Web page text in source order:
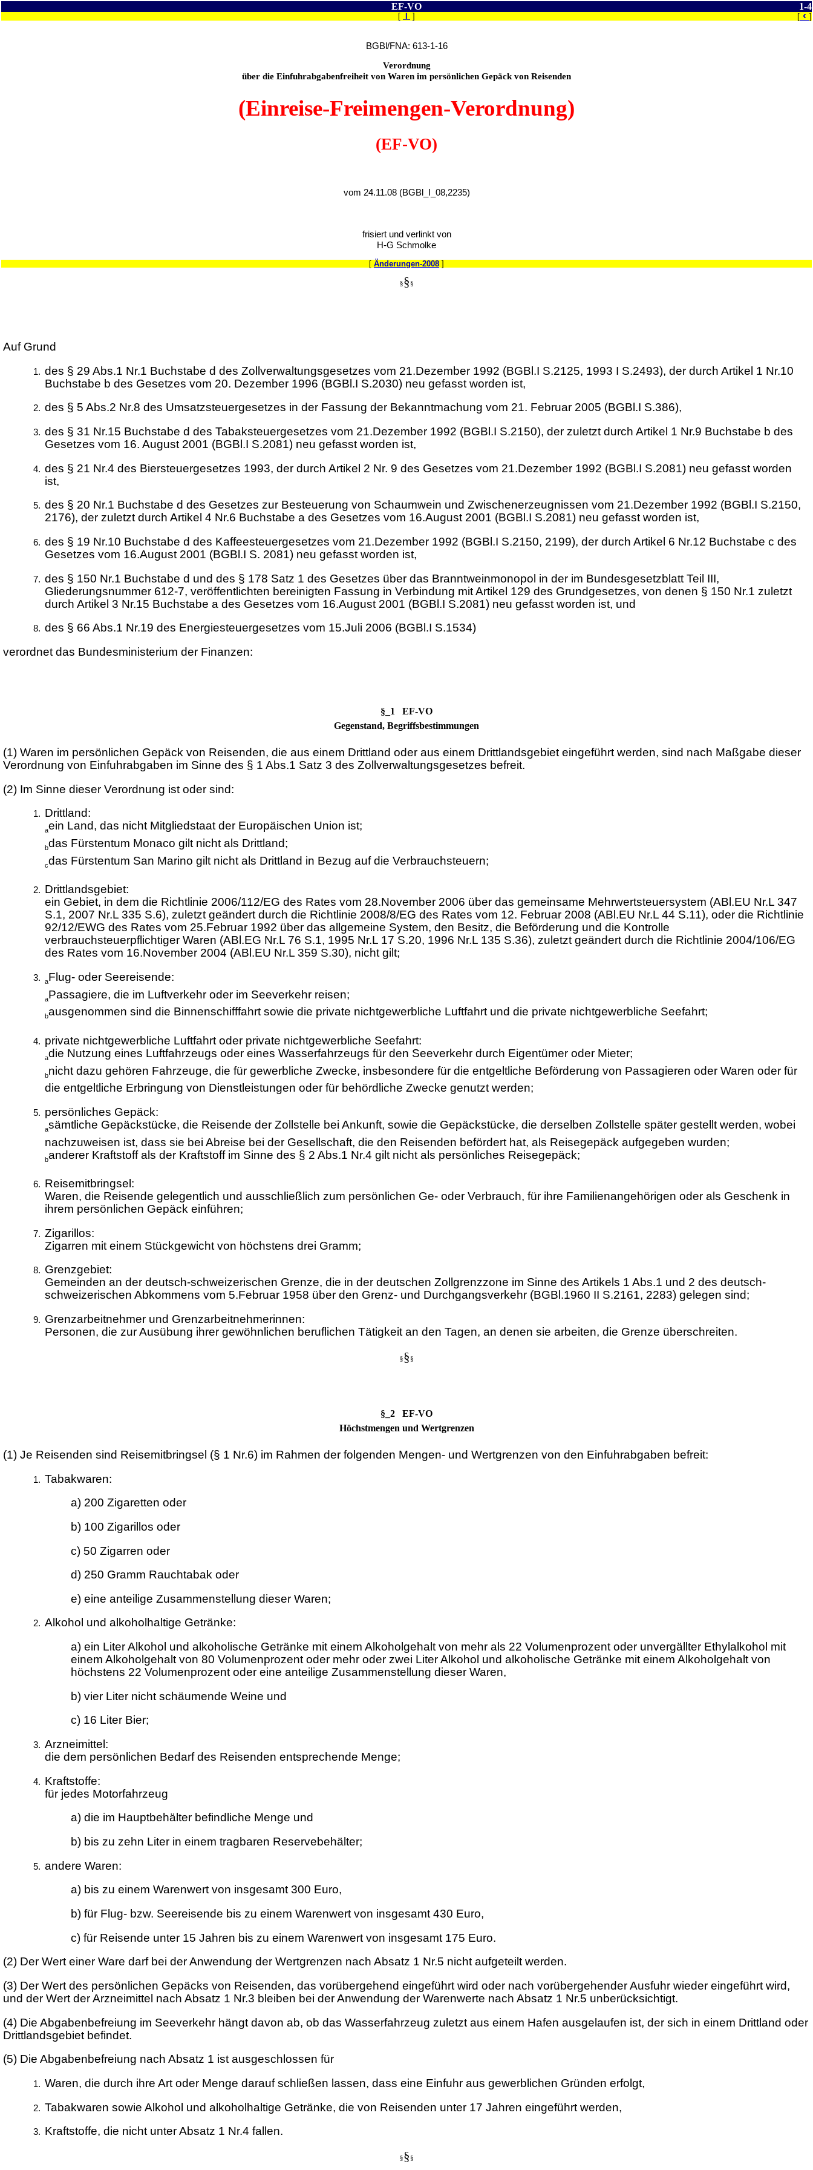
EF-VO 1-4
[ ] [‹]
BGBl/FNA: 613-1-16
Verordnung
über die Einfuhrabgabenfreiheit von Waren im persönlichen Gepäck von Reisenden
(Einreise-Freimengen-Verordnung)
(EF-VO)
vom 24.11.08 (BGBl_I_08,2235)
frisiert und verlinkt von
H-G Schmolke
[ Änderungen-2008 ]
§§ §
Auf Grund
des § 29 Abs.1 Nr.1 Buchstabe d des Zollverwaltungsgesetzes vom 21.Dezember 1992 (BGBl.I S.2125, 1993 I S.2493), der durch Artikel 1 Nr.10
Buchstabe b des Gesetzes vom 20. Dezember 1996 (BGBl.I S.2030) neu gefasst worden ist,
des § 5 Abs.2 Nr.8 des Umsatzsteuergesetzes in der Fassung der Bekanntmachung vom 21. Februar 2005 (BGBl.I S.386),
des § 31 Nr.15 Buchstabe d des Tabaksteuergesetzes vom 21.Dezember 1992 (BGBl.I S.2150), der zuletzt durch Artikel 1 Nr.9 Buchstabe b des
Gesetzes vom 16. August 2001 (BGBl.I S.2081) neu gefasst worden ist,
des § 21 Nr.4 des Biersteuergesetzes 1993, der durch Artikel 2 Nr. 9 des Gesetzes vom 21.Dezember 1992 (BGBl.I S.2081) neu gefasst worden
ist,
des § 20 Nr.1 Buchstabe d des Gesetzes zur Besteuerung von Schaumwein und Zwischenerzeugnissen vom 21.Dezember 1992 (BGBl.I S.2150,
2176), der zuletzt durch Artikel 4 Nr.6 Buchstabe a des Gesetzes vom 16.August 2001 (BGBl.I S.2081) neu gefasst worden ist,
des § 19 Nr.10 Buchstabe d des Kaffeesteuergesetzes vom 21.Dezember 1992 (BGBl.I S.2150, 2199), der durch Artikel 6 Nr.12 Buchstabe c des
Gesetzes vom 16.August 2001 (BGBl.I S. 2081) neu gefasst worden ist,
des § 150 Nr.1 Buchstabe d und des § 178 Satz 1 des Gesetzes über das Branntweinmonopol in der im Bundesgesetzblatt Teil III,
Gliederungsnummer 612-7, veröffentlichten bereinigten Fassung in Verbindung mit Artikel 129 des Grundgesetzes, von denen § 150 Nr.1 zuletzt
durch Artikel 3 Nr.15 Buchstabe a des Gesetzes vom 16.August 2001 (BGBl.I S.2081) neu gefasst worden ist, und
des § 66 Abs.1 Nr.19 des Energiesteuergesetzes vom 15.Juli 2006 (BGBl.I S.1534)
verordnet das Bundesministerium der Finanzen:
§_1 EF-VO
Gegenstand, Begriffsbestimmungen
(1) Waren im persönlichen Gepäck von Reisenden, die aus einem Drittland oder aus einem Drittlandsgebiet eingeführt werden, sind nach Maßgabe dieser
Verordnung von Einfuhrabgaben im Sinne des § 1 Abs.1 Satz 3 des Zollverwaltungsgesetzes befreit.
(2) Im Sinne dieser Verordnung ist oder sind:
Drittland:
aein Land, das nicht Mitgliedstaat der Europäischen Union ist;
bdas Fürstentum Monaco gilt nicht als Drittland;
cdas Fürstentum San Marino gilt nicht als Drittland in Bezug auf die Verbrauchsteuern;
Drittlandsgebiet:
ein Gebiet, in dem die Richtlinie 2006/112/EG des Rates vom 28.November 2006 über das gemeinsame Mehrwertsteuersystem (ABl.EU Nr.L 347
S.1, 2007 Nr.L 335 S.6), zuletzt geändert durch die Richtlinie 2008/8/EG des Rates vom 12. Februar 2008 (ABl.EU Nr.L 44 S.11), oder die Richtlinie
92/12/EWG des Rates vom 25.Februar 1992 über das allgemeine System, den Besitz, die Beförderung und die Kontrolle
verbrauchsteuerpflichtiger Waren (ABl.EG Nr.L 76 S.1, 1995 Nr.L 17 S.20, 1996 Nr.L 135 S.36), zuletzt geändert durch die Richtlinie 2004/106/EG
des Rates vom 16.November 2004 (ABl.EU Nr.L 359 S.30), nicht gilt;
aFlug- oder Seereisende:
aPassagiere, die im Luftverkehr oder im Seeverkehr reisen;
bausgenommen sind die Binnenschifffahrt sowie die private nichtgewerbliche Luftfahrt und die private nichtgewerbliche Seefahrt;
private nichtgewerbliche Luftfahrt oder private nichtgewerbliche Seefahrt:
adie Nutzung eines Luftfahrzeugs oder eines Wasserfahrzeugs für den Seeverkehr durch Eigentümer oder Mieter;
bnicht dazu gehören Fahrzeuge, die für gewerbliche Zwecke, insbesondere für die entgeltliche Beförderung von Passagieren oder Waren oder für
die entgeltliche Erbringung von Dienstleistungen oder für behördliche Zwecke genutzt werden;
persönliches Gepäck:
asämtliche Gepäckstücke, die Reisende der Zollstelle bei Ankunft, sowie die Gepäckstücke, die derselben Zollstelle später gestellt werden, wobei
nachzuweisen ist, dass sie bei Abreise bei der Gesellschaft, die den Reisenden befördert hat, als Reisegepäck aufgegeben wurden;
banderer Kraftstoff als der Kraftstoff im Sinne des § 2 Abs.1 Nr.4 gilt nicht als persönliches Reisegepäck;
Reisemitbringsel:
Waren, die Reisende gelegentlich und ausschließlich zum persönlichen Ge- oder Verbrauch, für ihre Familienangehörigen oder als Geschenk in
ihrem persönlichen Gepäck einführen;
Zigarillos:
Zigarren mit einem Stückgewicht von höchstens drei Gramm;
Grenzgebiet:
Gemeinden an der deutsch-schweizerischen Grenze, die in der deutschen Zollgrenzzone im Sinne des Artikels 1 Abs.1 und 2 des deutsch-
schweizerischen Abkommens vom 5.Februar 1958 über den Grenz- und Durchgangsverkehr (BGBl.1960 II S.2161, 2283) gelegen sind;
Grenzarbeitnehmer und Grenzarbeitnehmerinnen:
Personen, die zur Ausübung ihrer gewöhnlichen beruflichen Tätigkeit an den Tagen, an denen sie arbeiten, die Grenze überschreiten.
§§ §
§_2 EF-VO
Höchstmengen und Wertgrenzen
(1) Je Reisenden sind Reisemitbringsel (§ 1 Nr.6) im Rahmen der folgenden Mengen- und Wertgrenzen von den Einfuhrabgaben befreit:
Tabakwaren:
a) 200 Zigaretten oder
b) 100 Zigarillos oder
c) 50 Zigarren oder
d) 250 Gramm Rauchtabak oder
e) eine anteilige Zusammenstellung dieser Waren;
Alkohol und alkoholhaltige Getränke:
a) ein Liter Alkohol und alkoholische Getränke mit einem Alkoholgehalt von mehr als 22 Volumenprozent oder unvergällter Ethylalkohol mit
einem Alkoholgehalt von 80 Volumenprozent oder mehr oder zwei Liter Alkohol und alkoholische Getränke mit einem Alkoholgehalt von
höchstens 22 Volumenprozent oder eine anteilige Zusammenstellung dieser Waren,
b) vier Liter nicht schäumende Weine und
c) 16 Liter Bier;
Arzneimittel:
die dem persönlichen Bedarf des Reisenden entsprechende Menge;
Kraftstoffe:
für jedes Motorfahrzeug
a) die im Hauptbehälter befindliche Menge und
b) bis zu zehn Liter in einem tragbaren Reservebehälter;
andere Waren:
a) bis zu einem Warenwert von insgesamt 300 Euro,
b) für Flug- bzw. Seereisende bis zu einem Warenwert von insgesamt 430 Euro,
c) für Reisende unter 15 Jahren bis zu einem Warenwert von insgesamt 175 Euro.
(2) Der Wert einer Ware darf bei der Anwendung der Wertgrenzen nach Absatz 1 Nr.5 nicht aufgeteilt werden.
(3) Der Wert des persönlichen Gepäcks von Reisenden, das vorübergehend eingeführt wird oder nach vorübergehender Ausfuhr wieder eingeführt wird,
und der Wert der Arzneimittel nach Absatz 1 Nr.3 bleiben bei der Anwendung der Warenwerte nach Absatz 1 Nr.5 unberücksichtigt.
(4) Die Abgabenbefreiung im Seeverkehr hängt davon ab, ob das Wasserfahrzeug zuletzt aus einem Hafen ausgelaufen ist, der sich in einem Drittland oder
Drittlandsgebiet befindet.
(5) Die Abgabenbefreiung nach Absatz 1 ist ausgeschlossen für
Waren, die durch ihre Art oder Menge darauf schließen lassen, dass eine Einfuhr aus gewerblichen Gründen erfolgt,
Tabakwaren sowie Alkohol und alkoholhaltige Getränke, die von Reisenden unter 17 Jahren eingeführt werden,
Kraftstoffe, die nicht unter Absatz 1 Nr.4 fallen.
§§ §